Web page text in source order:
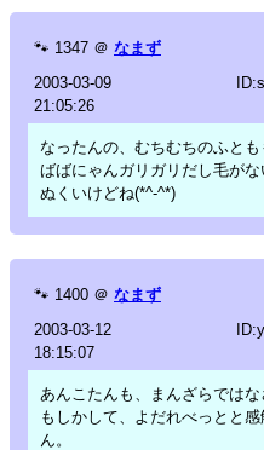
🐾 1347 ＠ なまず
2003-03-09
21:05:26
なったんの、むちむちのふとも
ばばにゃんガリガリだし毛がな
ぬくいけどね(*^-^*)
🐾 1400 ＠ なまず
2003-03-12
18:15:07
あんこたんも、まんざらではな
もしかして、よだれべっとと
ん。